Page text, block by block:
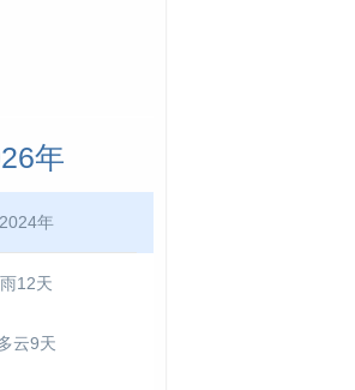
年
2024年
雨12天
云9天